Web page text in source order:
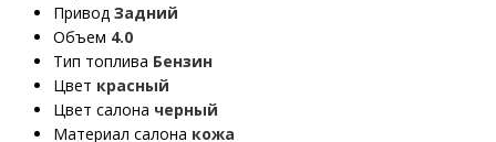
Привод Задний
Объем 4.0
Тип топлива Бензин
Цвет красный
Цвет салона черный
Материал салона кожа